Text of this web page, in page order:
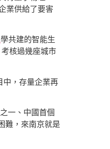
業供給了要害
學共建的智能生
核過幾座城市
中，存量企業再
一、中國首個
難，來南京就是